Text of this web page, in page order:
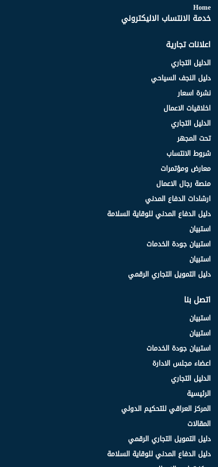
Home
خدمة الانتساب الاليكتروني
اعلانات تجارية
الدليل التجاري
دليل النجف السياحي
نشرة اسعار
اخلاقيات الاعمال
الدليل التجاري
تحت المجهر
شروط الانتساب
معارض ومؤتمرات
منصة رجال الاعمال
ارشادات الدفاع المدني
دليل الدفاع المدني للوقاية السلامة
استبيان
استبيان جودة الخدمات
استبيان
دليل التمويل التجاري الرقمي
اتصل بنا
استبيان
استبيان
استبيان جودة الخدمات
اعضاء مجلس الادارة
الدليل التجاري
الرئيسية
المركز العراقي للتحكيم الدولي
المقالات
دليل التمويل التجاري الرقمي
دليل الدفاع المدني للوقاية السلامة